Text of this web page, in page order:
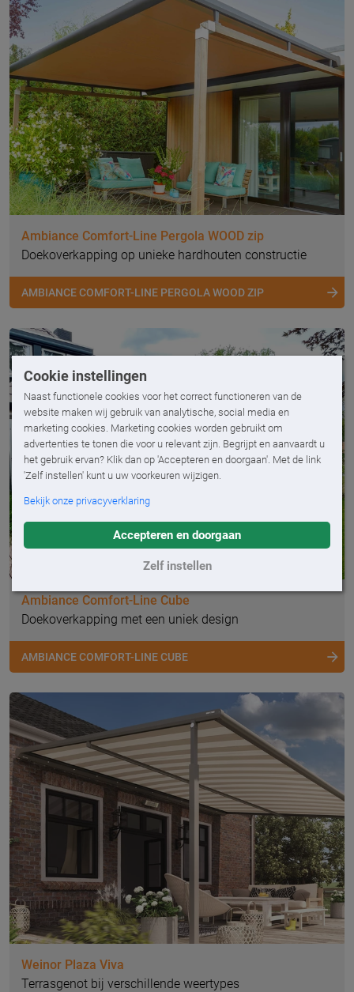
Cookie instellingen
Naast functionele cookies voor het correct functioneren van de
website maken wij gebruik van analytische, social media en
marketing cookies. Marketing cookies worden gebruikt om
advertenties te tonen die voor u relevant zijn. Begrijpt en aanvaardt u
het gebruik ervan? Klik dan op 'Accepteren en doorgaan'. Met de link
'Zelf instellen' kunt u uw voorkeuren wijzigen.
Bekijk onze privacyverklaring
Accepteren en doorgaan
Zelf instellen
Ambiance Comfort-Line Pergola WOOD zip
Doekoverkapping op unieke hardhouten constructie
AMBIANCE COMFORT-LINE PERGOLA WOOD ZIP
Ambiance Comfort-Line Cube
Doekoverkapping met een uniek design
AMBIANCE COMFORT-LINE CUBE
Weinor Plaza Viva
Terrasgenot bij verschillende weertypes